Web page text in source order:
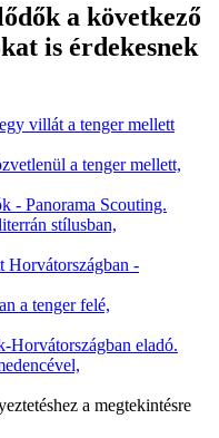
a következő
is érdekesnek
a tenger mellett,
stílusban,
a tenger felé,
a megtekintésre